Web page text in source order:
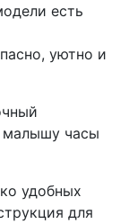
есть
уютно и
малышу часы
удобных
для